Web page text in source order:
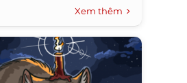
Xem thêm